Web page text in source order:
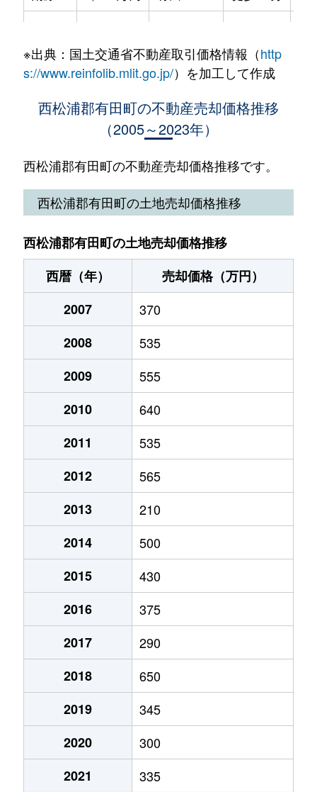
外尾山
5,800万円 有田 徒歩9分
3,600万円 黒川(佐賀)
※出典：国土交通省不動産取引価格情報（http
s://www.reinfolib.mlit.go.jp/）を加工して作成
西松浦郡有田町の不動産売却価格推移
（2005～2023年）
西松浦郡有田町の不動産売却価格推移です。
西松浦郡有田町の土地売却価格推移
西松浦郡有田町の土地売却価格推移
西暦（年）
売却価格（万円）
2007
370
2008
535
2009
555
2010
640
2011
535
2012
565
2013
210
2014
500
2015
430
2016
375
2017
290
2018
650
2019
345
2020
300
2021
335